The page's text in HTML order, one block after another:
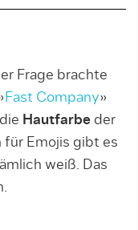
Frage brachte
Fast Company»
Hautfarbe der
für Emojis gibt es
weiß. Das